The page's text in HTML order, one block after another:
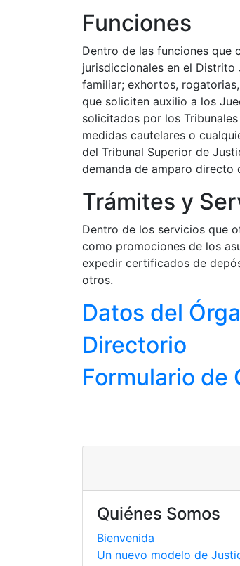
Funciones
Dentro de las funciones que
jurisdiccionales en el
familiar; exhortos,
que soliciten auxilio a los
solicitados por los
medidas cautelares o
del Tribunal Superior de
demanda de amparo directo
Trámites y
Dentro de los servicios que
como promociones de los
expedir certificados de
otros.
Datos del
Directorio
Formulario de
Quiénes Somos
Bienvenida
Un nuevo modelo de